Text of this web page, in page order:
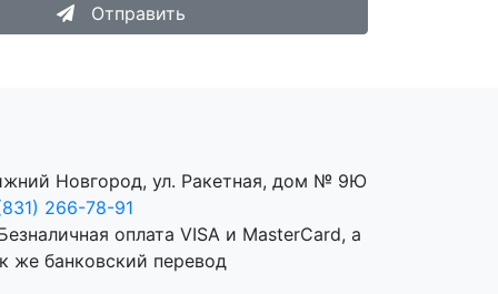
Отправить
Новгород, ул. Ракетная, дом № 9Ю
266-78-91